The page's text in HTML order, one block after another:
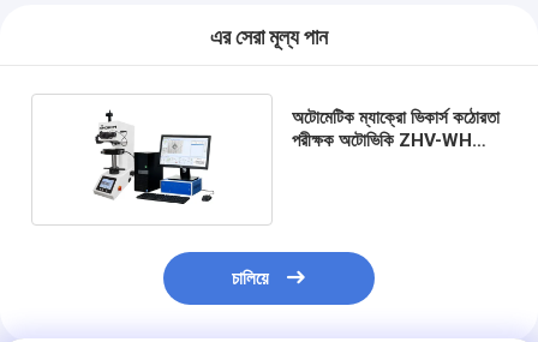
এর সেরা মূল্য পান
অটোমেটিক ম্যাক্রো ভিকার্স কঠোরতা
পরীক্ষক অটোভিকি ZHV-WH
চালিয়ে